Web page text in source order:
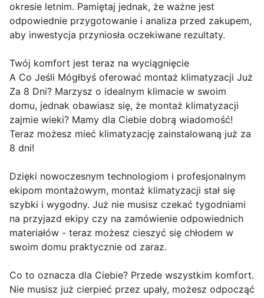
okresie letnim. Pamiętaj jednak, że ważne jest
odpowiednie przygotowanie i analiza przed zakupem,
aby inwestycja przyniosła oczekiwane rezultaty.
Twój komfort jest teraz na wyciągnięcie
A Co Jeśli Mógłbyś oferować montaż klimatyzacji Już
Za 8 Dni? Marzysz o idealnym klimacie w swoim
domu, jednak obawiasz się, że montaż klimatyzacji
zajmie wieki? Mamy dla Ciebie dobrą wiadomość!
Teraz możesz mieć klimatyzację zainstalowaną już za
8 dni!
Dzięki nowoczesnym technologiom i profesjonalnym
ekipom montażowym, montaż klimatyzacji stał się
szybki i wygodny. Już nie musisz czekać tygodniami
na przyjazd ekipy czy na zamówienie odpowiednich
materiałów - teraz możesz cieszyć się chłodem w
swoim domu praktycznie od zaraz.
Co to oznacza dla Ciebie? Przede wszystkim komfort.
Nie musisz już cierpieć przez upały, możesz odpocząć